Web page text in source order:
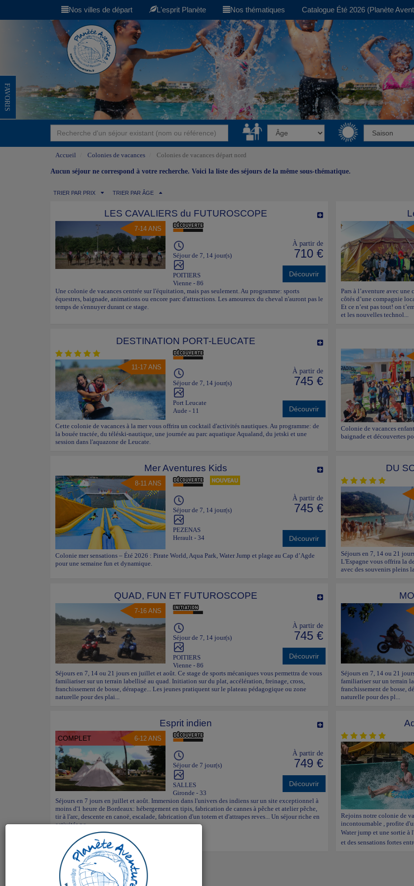
Nos villes de départ L'esprit Planète Nos thématiques Catalogue Été 2026 (Planète
FAVORIS
Accueil Colonies de vacances Colonies de vacances départ nord
Aucun séjour ne correspond à votre recherche. Voici la liste des séjours de la même sous-thématique.
TRIER PAR PRIX TRIER PAR ÂGE
LES CAVALIERS du FUTUROSCOPE
7-14 ANS
Séjour de 7, 14 jour(s)
POITIERS
Vienne - 86
À partir de
710 €
Découvrir
Une colonie de vacances centrée sur l'équitation, mais pas seulement. Au programme: sports
équestres, baignade, animations ou encore parc d'attractions. Les amoureux du cheval n'auront pas le
temps de s'ennuyer durant ce stage.
Pars à l’aventure avec
côtés d’une compagnie
Et ce n’est pas tout! on
et les nouvelles technol...
DESTINATION PORT-LEUCATE
11-17 ANS
Séjour de 7, 14 jour(s)
Port Leucate
Aude - 11
À partir de
745 €
Découvrir
Cette colonie de vacances à la mer vous offrira un cocktail d'activités nautiques. Au programme: de
la bouée tractée, du téléski-nautique, une journée au parc aquatique Aqualand, du jetski et une
session dans l'aquazone de Leucate.
Colonie de vacances
baignade et découvertes
Mer Aventures Kids
8-11 ANS
Séjour de 7, 14 jour(s)
PEZENAS
Herault - 34
À partir de
745 €
Découvrir
Colonie mer sensations – Été 2026 : Pirate World, Aqua Park, Water Jump et plage au Cap d’Agde
pour une semaine fun et dynamique.
DU
Séjours en 7, 14 ou 21
L'Espagne vous offrira la
avec des souvenirs pleins
QUAD, FUN ET FUTUROSCOPE
7-16 ANS
Séjour de 7, 14 jour(s)
POITIERS
Vienne - 86
À partir de
745 €
Découvrir
Séjours en 7, 14 ou 21 jours en juillet et août. Ce stage de sports mécaniques vous permettra de vous
familiariser sur un terrain labellisé au quad. Initiation sur du plat, accélération, freinage, cross,
franchissement de bosse, dérapage... Les jeunes pratiquent sur le plateau pédagogique ou zone
naturelle pour des plai...
Séjours en 7, 14 ou 21
familiariser sur un terrain
franchissement de bosse,
naturelle pour des pl...
Esprit indien
COMPLET 6-12 ANS
Séjour de 7 jour(s)
SALLES
Gironde - 33
À partir de
749 €
Découvrir
Séjours en 7 jours en juillet et août. Immersion dans l'univers des indiens sur un site exceptionnel à
moins d'1 heure de Bordeaux: hébergement en tipis, fabrication de cannes à pêche et atelier pêche,
tir à l'arc, descente en canoë, escalade, fabrication d'un totem et d'attrapes reves... Un séjour riche en
activités po...
Rejoins notre colonie de
incontournable , profite
Water jump et une sortie
et des sensations fortes